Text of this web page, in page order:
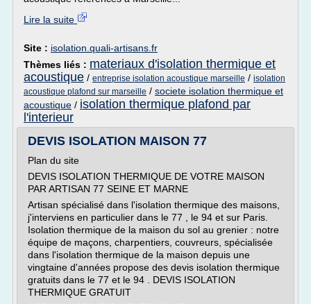
Lire la suite
Site : isolation.quali-artisans.fr
Thèmes liés : materiaux d'isolation thermique et
acoustique / entreprise isolation acoustique marseille / isolation
acoustique plafond sur marseille / societe isolation thermique et
acoustique / isolation thermique plafond par
l'interieur
DEVIS ISOLATION MAISON 77
Plan du site
DEVIS ISOLATION THERMIQUE DE VOTRE MAISON
PAR ARTISAN 77 SEINE ET MARNE
Artisan spécialisé dans l'isolation thermique des maisons,
j'interviens en particulier dans le 77 , le 94 et sur Paris.
Isolation thermique de la maison du sol au grenier : notre
équipe de maçons, charpentiers, couvreurs, spécialisée
dans l'isolation thermique de la maison depuis une
vingtaine d'années propose des devis isolation thermique
gratuits dans le 77 et le 94 . DEVIS ISOLATION
THERMIQUE GRATUIT